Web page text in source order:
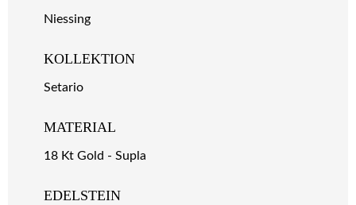
Niessing
KOLLEKTION
Setario
MATERIAL
18 Kt Gold - Supla
EDELSTEIN